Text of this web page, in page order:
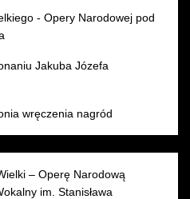
- Opery Narodowej pod
Jakuba Józefa
wręczenia nagród
– Operę Narodową
im. Stanisława